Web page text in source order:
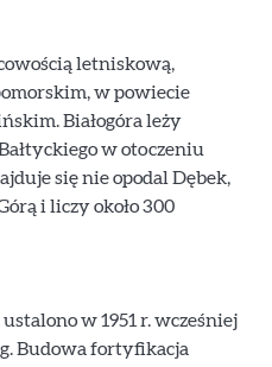
letniskową,
w powiecie
Białogóra leży
w otoczeniu
się nie opodal Dębek,
i liczy około 300
w 1951 r. wcześniej
Budowa fortyfikacja